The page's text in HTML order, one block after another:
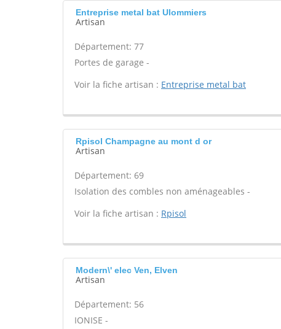
Entreprise metal bat Ulommiers
Artisan
Département: 77
Portes de garage -
Voir la fiche artisan : Entreprise metal bat
Rpisol Champagne au mont d or
Artisan
Département: 69
Isolation des combles non aménageables -
Voir la fiche artisan : Rpisol
Modern\' elec Ven, Elven
Artisan
Département: 56
IONISE -